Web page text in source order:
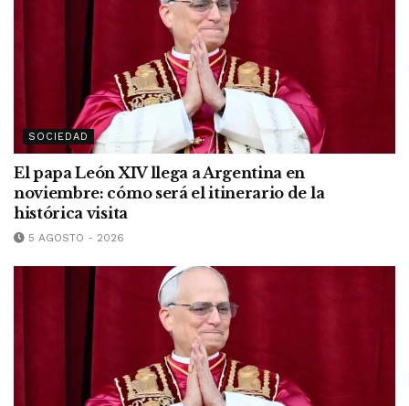
SOCIEDAD
El papa León XIV llega a Argentina en
noviembre: cómo será el itinerario de la
histórica visita
5 AGOSTO - 2026